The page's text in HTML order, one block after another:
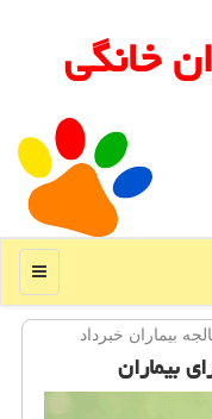
خانگی
منو
بیماران خبرداد